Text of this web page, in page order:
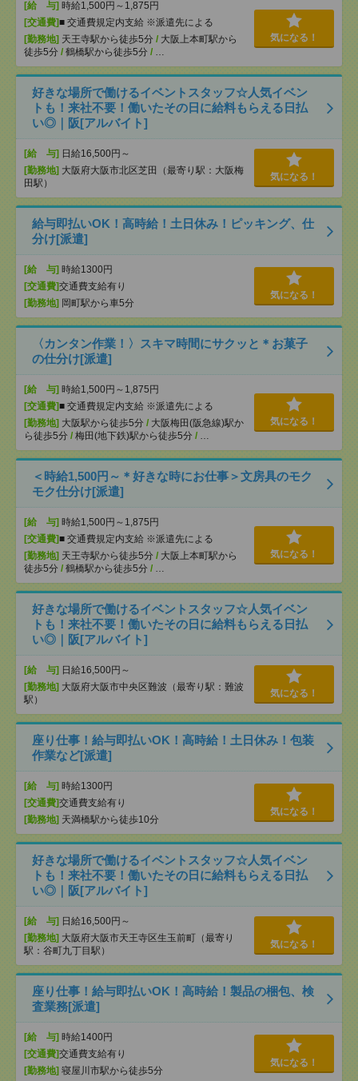
[給 与] 時給1,500円～1,875円
[交通費]■ 交通費規定内支給 ※派遣先による
[勤務地] 天王寺駅から徒歩5分 / 大阪上本町駅から
徒歩5分 / 鶴橋駅から徒歩5分 / …
気になる！
好きな場所で働けるイベントスタッフ☆人気イベン
トも！来社不要！働いたその日に給料もらえる日払
い◎｜阪[アルバイト]
[給 与] 日給16,500円～
[勤務地] 大阪府大阪市北区芝田（最寄り駅：大阪梅
田駅）
気になる！
給与即払いOK！高時給！土日休み！ピッキング、仕
分け[派遣]
[給 与] 時給1300円
[交通費]交通費支給有り
[勤務地] 岡町駅から車5分
気になる！
〈カンタン作業！〉スキマ時間にサクッと＊お菓子
の仕分け[派遣]
[給 与] 時給1,500円～1,875円
[交通費]■ 交通費規定内支給 ※派遣先による
[勤務地] 大阪駅から徒歩5分 / 大阪梅田(阪急線)駅か
ら徒歩5分 / 梅田(地下鉄)駅から徒歩5分 / …
気になる！
＜時給1,500円～＊好きな時にお仕事＞文房具のモク
モク仕分け[派遣]
[給 与] 時給1,500円～1,875円
[交通費]■ 交通費規定内支給 ※派遣先による
[勤務地] 天王寺駅から徒歩5分 / 大阪上本町駅から
徒歩5分 / 鶴橋駅から徒歩5分 / …
気になる！
好きな場所で働けるイベントスタッフ☆人気イベン
トも！来社不要！働いたその日に給料もらえる日払
い◎｜阪[アルバイト]
[給 与] 日給16,500円～
[勤務地] 大阪府大阪市中央区難波（最寄り駅：難波
駅）
気になる！
座り仕事！給与即払いOK！高時給！土日休み！包装
作業など[派遣]
[給 与] 時給1300円
[交通費]交通費支給有り
[勤務地] 天満橋駅から徒歩10分
気になる！
好きな場所で働けるイベントスタッフ☆人気イベン
トも！来社不要！働いたその日に給料もらえる日払
い◎｜阪[アルバイト]
[給 与] 日給16,500円～
[勤務地] 大阪府大阪市天王寺区生玉前町（最寄り
駅：谷町九丁目駅）
気になる！
座り仕事！給与即払いOK！高時給！製品の梱包、検
査業務[派遣]
[給 与] 時給1400円
[交通費]交通費支給有り
[勤務地] 寝屋川市駅から徒歩5分
気になる！